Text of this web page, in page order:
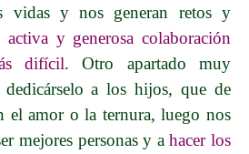
vidas y nos generan retos y
activa y generosa colaboración
difícil. Otro apartado muy
dedicárseloa los hijos, que de
el amor o la ternura, luego nos
mejores personas y ahacer los